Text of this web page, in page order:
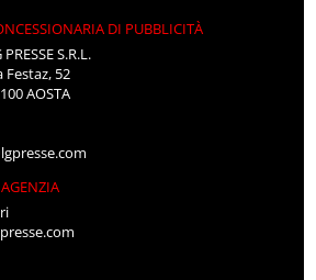
DI PUBBLICITÀ
PRESSE S.R.L.
Festaz, 52
AOSTA